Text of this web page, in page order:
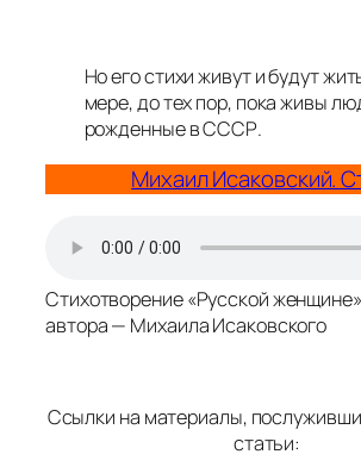
Но его стихи живут и будут
мере, до тех пор, пока живы
рожденные в СССР.
Михаил Исаковский.
Стихотворение «Русской
автора — Михаила Исаковского
Ссылки на материалы,
статьи: